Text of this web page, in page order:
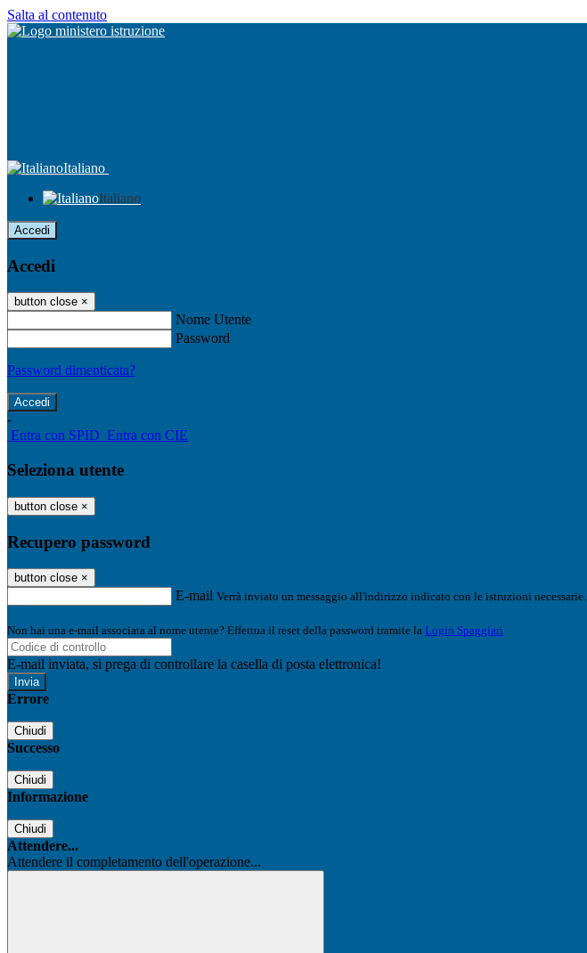
Salta al contenuto
Italiano
Italiano
Accedi
Accedi
button close ×
Nome Utente
Password
Password dimenticata?
-
Entra con SPID Entra con CIE
Seleziona utente
button close ×
Recupero password
button close ×
E-mail Verrà inviato un messaggio all'indirizzo indicato con le istruzioni necessarie.
Non hai una e-mail associata al nome utente? Effettua il reset della password tramite la Login Spaggiari
E-mail inviata, si prega di controllare la casella di posta elettronica!
Errore
Chiudi
Successo
Chiudi
Informazione
Chiudi
Attendere...
Attendere il completamento dell'operazione...